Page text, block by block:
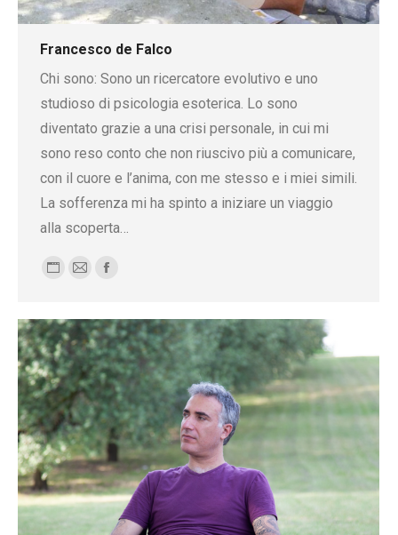
Francesco de Falco
Chi sono: Sono un ricercatore evolutivo e uno
studioso di psicologia esoterica. Lo sono
diventato grazie a una crisi personale, in cui mi
sono reso conto che non riuscivo più a comunicare,
con il cuore e l’anima, con me stesso e i miei simili.
La sofferenza mi ha spinto a iniziare un viaggio
alla scoperta…
Blog
/
sito
web
E-
Facebook